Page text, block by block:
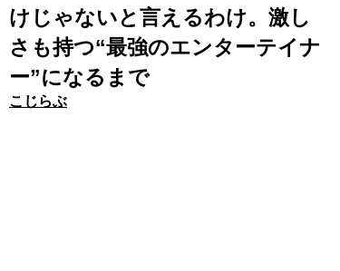
けじゃないと言えるわけ。激し
さも持つ“最強のエンターテイナ
ー”になるまで
こじらぶ